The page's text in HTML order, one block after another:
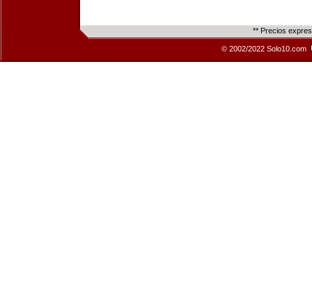
** Precios
© 2002/2022 Solo10.com